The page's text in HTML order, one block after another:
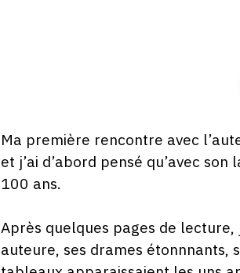
18330
Description,
horaires...
Ma première rencontre avec
et j’ai d’abord pensé qu’avec
100 ans.
Après quelques pages de
auteure, ses drames étonnnants,